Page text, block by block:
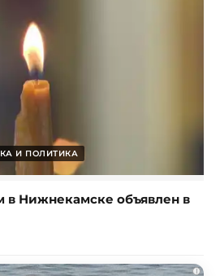
И ПОЛИТИКА
в Нижнекамске объявлен в
i